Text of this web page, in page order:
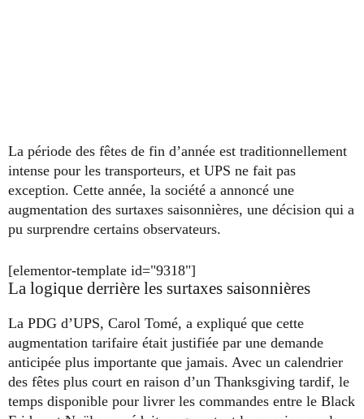
La période des fêtes de fin d’année est traditionnellement
intense pour les transporteurs, et UPS ne fait pas
exception. Cette année, la société a annoncé une
augmentation des surtaxes saisonnières, une décision qui a
pu surprendre certains observateurs.
[elementor-template id="9318"]
La logique derrière les surtaxes saisonnières
La PDG d’UPS, Carol Tomé, a expliqué que cette
augmentation tarifaire était justifiée par une demande
anticipée plus importante que jamais. Avec un calendrier
des fêtes plus court en raison d’un Thanksgiving tardif, le
temps disponible pour livrer les commandes entre le Black